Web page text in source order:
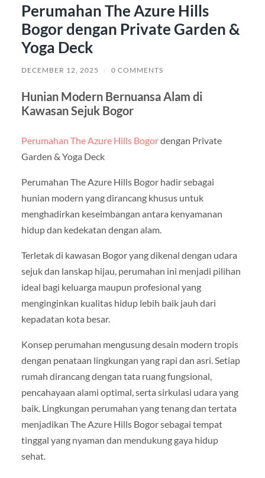
Perumahan The Azure Hills
Bogor dengan Private Garden &
Yoga Deck
DECEMBER 12, 2025 / 0 COMMENTS
Hunian Modern Bernuansa Alam di
Kawasan Sejuk Bogor
Perumahan The Azure Hills Bogordengan Private
Garden & Yoga Deck
Perumahan The Azure Hills Bogor hadir sebagai
hunian modern yang dirancang khusus untuk
menghadirkan keseimbangan antara kenyamanan
hidup dan kedekatan dengan alam.
Terletak di kawasan Bogor yang dikenal dengan udara
sejuk dan lanskap hijau, perumahan ini menjadi pilihan
ideal bagi keluarga maupun profesional yang
menginginkan kualitas hidup lebih baik jauh dari
kepadatan kota besar.
Konsep perumahan mengusung desain modern tropis
dengan penataan lingkungan yang rapi dan asri. Setiap
rumah dirancang dengan tata ruang fungsional,
pencahayaan alami optimal, serta sirkulasi udara yang
baik. Lingkungan perumahan yang tenang dan tertata
menjadikan The Azure Hills Bogor sebagai tempat
tinggal yang nyaman dan mendukung gaya hidup
sehat.